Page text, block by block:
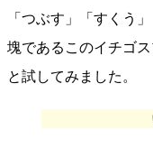
「つぶす」「すくう
塊であるこのイチゴ
と試してみました。